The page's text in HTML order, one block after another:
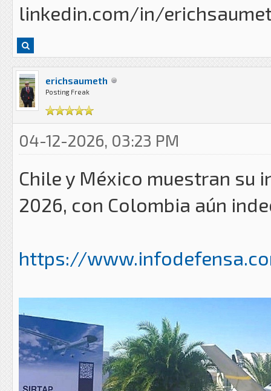
linkedin.com/in/
erichsaumeth
Posting Freak
04-12-2026, 03:23 PM
Chile y México muestran su
2026, con Colombia aún
https://